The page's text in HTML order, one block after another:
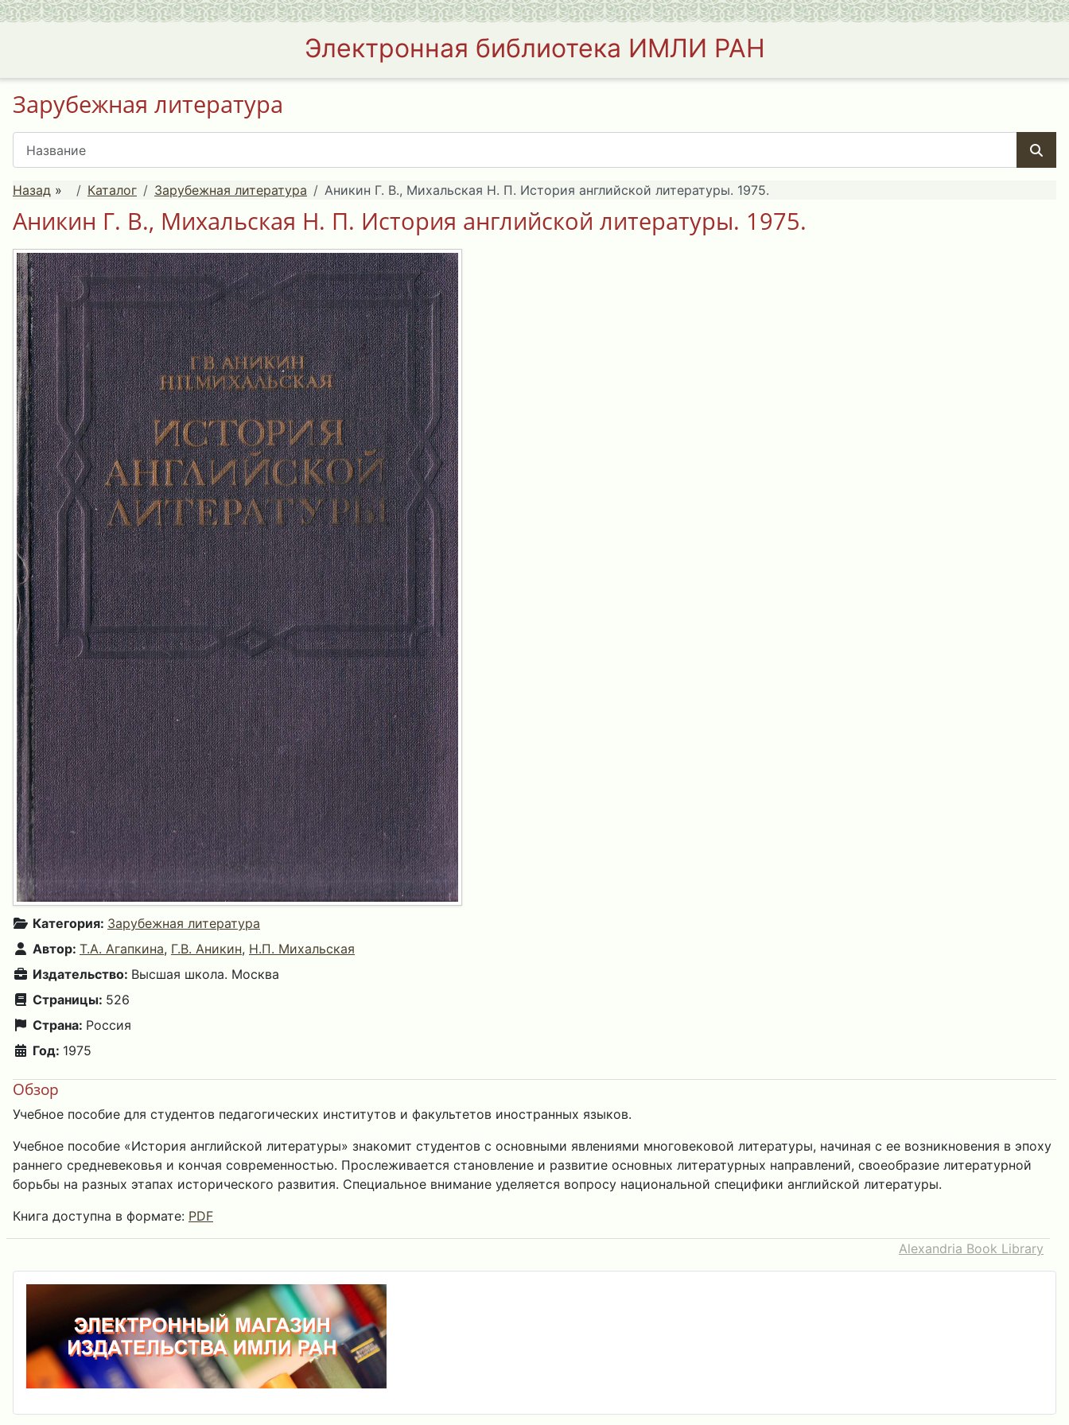
Электронная библиотека ИМЛИ РАН
Зарубежная литература
Назад » Каталог Зарубежная литература Аникин Г. В., Михальская Н. П. История английской литературы. 1975.
Аникин Г. В., Михальская Н. П. История английской литературы. 1975.
Категория: Зарубежная литература
Автор: Т.А. Агапкина, Г.В. Аникин, Н.П. Михальская
Издательство: Высшая школа. Москва
Страницы: 526
Страна: Россия
Год: 1975
Обзор
Учебное пособие для студентов педагогических институтов и факультетов иностранных языков.
Учебное пособие «История английской литературы» знакомит студентов с основными явлениями многовековой литературы, начиная с ее возникновения в эпоху
раннего средневековья и кончая современностью. Прослеживается становление и развитие основных литературных направлений, своеобразие литературной
борьбы на разных этапах исторического развития. Специальное внимание уделяется вопросу национальной специфики английской литературы.
Книга доступна в формате: PDF
Alexandria Book Library